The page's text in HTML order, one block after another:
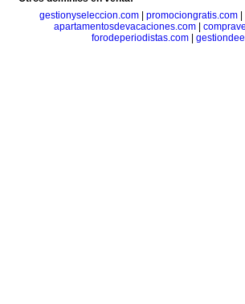
gestionyseleccion.com| promociongratis.com|
apartamentosdevacaciones.com|
forodeperiodistas.com